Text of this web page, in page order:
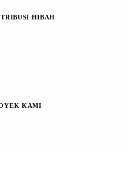
HIBAH
KAMI